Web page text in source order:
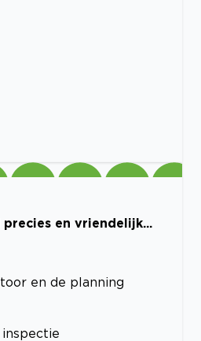
en vriendelijk...
en de planning